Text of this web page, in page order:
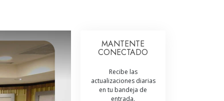
Iniciales Ayudas para Enfermedades y Lesiones
La Integridad y la Honestidad
El Matrimonio
La Escala Tonal Emocional
MANTENTE
CONECTADO
Recibe las
actualizaciones diarias
en tu bandeja de
entrada.